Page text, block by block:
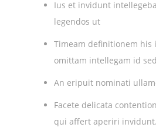
Ius et invidunt
legendos ut
Timeam definitionem his
omittam intellegam id sed
An eripuit nominati
Facete delicata
qui affert aperiri invidunt.